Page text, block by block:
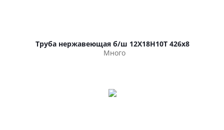
Труба нержавеющая б/ш 12Х18Н10Т 426х8
Много